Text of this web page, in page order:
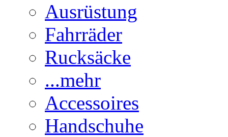
Ausrüstung
Fahrräder
Rucksäcke
...mehr
Accessoires
Handschuhe